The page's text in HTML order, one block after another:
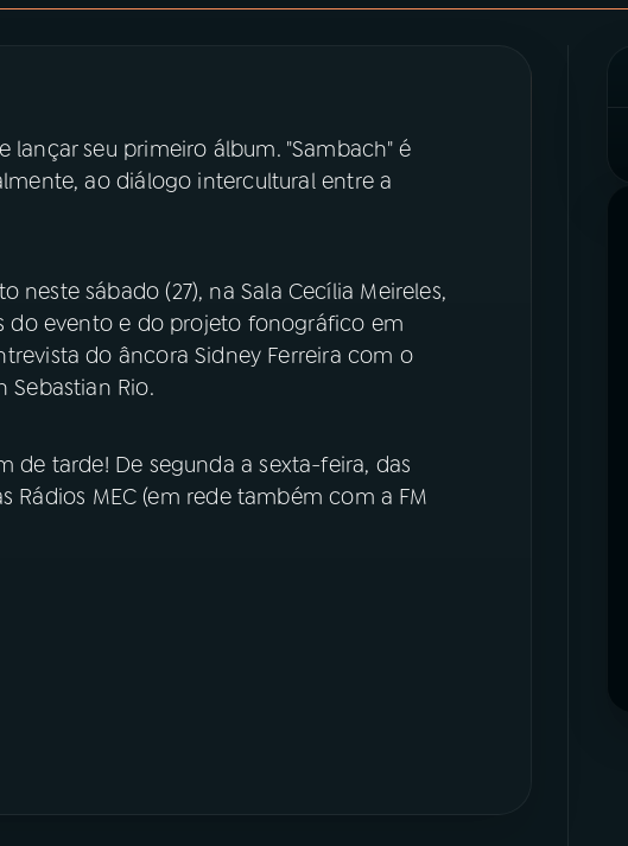
lançar seu primeiro álbum. "Sambach" é
ao diálogo intercultural entre a
sábado (27), na Sala Cecília Meireles,
do evento e do projeto fonográfico em
do âncora Sidney Ferreira com o
Sebastian Rio.
de tarde! De segunda a sexta-feira, das
Rádios MEC (em rede também com a FM